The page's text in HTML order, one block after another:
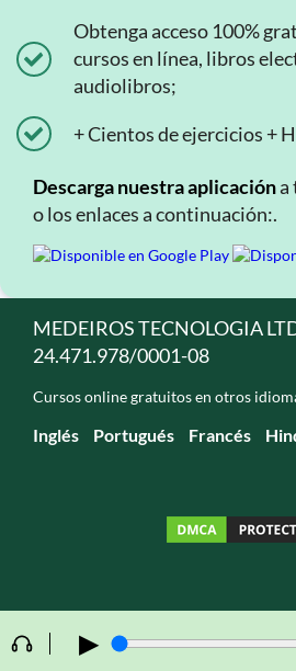
▶
Obtenga acceso 100%
cursos en línea, libros
audiolibros;
+ Cientos de ejercicios +
Descarga nuestra aplicacióna
o los enlaces a continuación:.
MEDEIROS TECNOLOGIA
24.471.978/0001-08
Cursos online gratuitos en otros
Inglés Portugués Francés